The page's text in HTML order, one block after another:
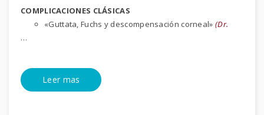
COMPLICACIONES CLÁSICAS
«Guttata, Fuchs y descompensación corneal» (Dr.
…
Leer mas